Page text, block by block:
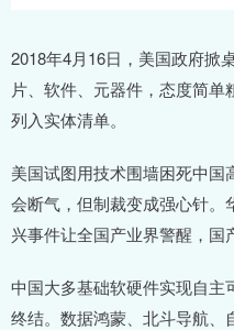
2018年4月16日，美国政府掀
片、软件、元器件，态度简
列入实体清单。
美国试图用技术围墙困死中
会断气，但制裁变成强心针。
兴事件让全国产业界警醒，国
中国大多基础软硬件实现自
终结。数据鸿蒙、北斗导航、